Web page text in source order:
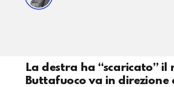
La destra ha “scaricato”
Buttafuoco va in